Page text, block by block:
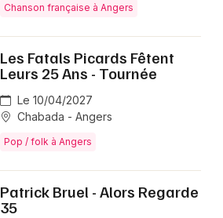
Chanson française à Angers
Les Fatals Picards Fêtent
Leurs 25 Ans - Tournée
Le 10/04/2027
Chabada - Angers
Pop / folk à Angers
Patrick Bruel - Alors Regarde
35